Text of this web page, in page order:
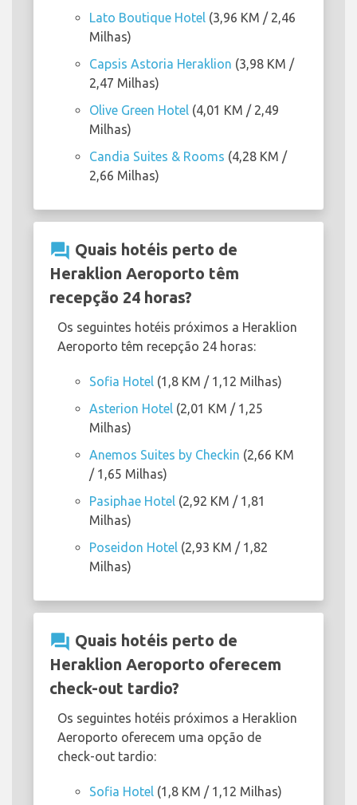
Lato Boutique Hotel (3,96 KM / 2,46
Milhas)
Capsis Astoria Heraklion (3,98 KM /
2,47 Milhas)
Olive Green Hotel (4,01 KM / 2,49
Milhas)
Candia Suites & Rooms (4,28 KM /
2,66 Milhas)
question_answer Quais hotéis perto de
Heraklion Aeroporto têm
recepção 24 horas?
Os seguintes hotéis próximos a Heraklion
Aeroporto têm recepção 24 horas:
Sofia Hotel (1,8 KM / 1,12 Milhas)
Asterion Hotel (2,01 KM / 1,25
Milhas)
Anemos Suites by Checkin (2,66 KM
/ 1,65 Milhas)
Pasiphae Hotel (2,92 KM / 1,81
Milhas)
Poseidon Hotel (2,93 KM / 1,82
Milhas)
question_answer Quais hotéis perto de
Heraklion Aeroporto oferecem
check-out tardio?
Os seguintes hotéis próximos a Heraklion
Aeroporto oferecem uma opção de
check-out tardio:
Sofia Hotel (1,8 KM / 1,12 Milhas)